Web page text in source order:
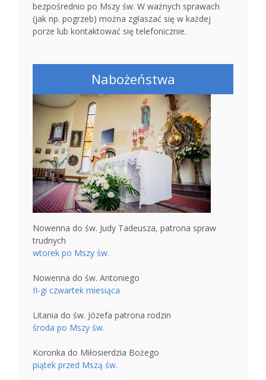
bezpośrednio po Mszy św. W ważnych sprawach
(jak np. pogrzeb) można zgłaszać się w każdej
porze lub kontaktować się telefonicznie.
Nabożeństwa
Nowenna do św. Judy Tadeusza, patrona spraw
trudnych
wtorek po Mszy św.
Nowenna do św. Antoniego
II-gi czwartek miesiąca
Litania do św. Józefa patrona rodzin
środa po Mszy św.
Koronka do Miłosierdzia Bożego
piątek przed Mszą św.